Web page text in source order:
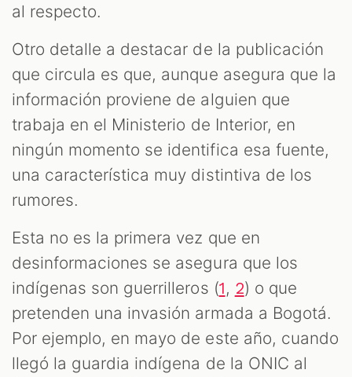
al respecto.
Otro detalle a destacar de la publicación
que circula es que, aunque asegura que la
información proviene de alguien que
trabaja en el Ministerio de Interior, en
ningún momento se identifica esa fuente,
una característica muy distintiva de los
rumores.
Esta no es la primera vez que en
desinformaciones se asegura que los
indígenas son guerrilleros (1, 2) o que
pretenden una invasión armada a Bogotá.
Por ejemplo, en mayo de este año, cuando
llegó la guardia indígena de la ONIC al